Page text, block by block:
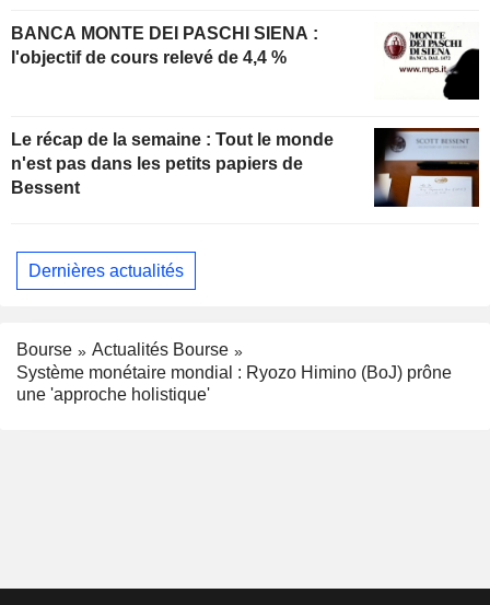
BANCA MONTE DEI PASCHI SIENA :
l'objectif de cours relevé de 4,4 %
Le récap de la semaine : Tout le monde
n'est pas dans les petits papiers de
Bessent
Dernières actualités
Bourse
Actualités Bourse
Système monétaire mondial : Ryozo Himino (BoJ) prône
une 'approche holistique'